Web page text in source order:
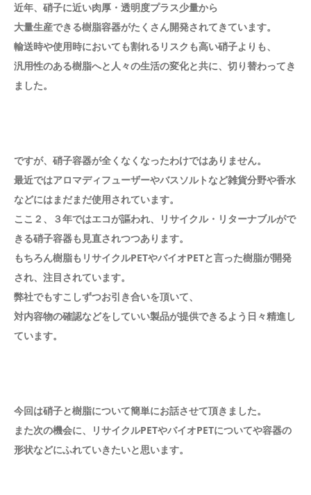
近年、硝子に近い肉厚・透明度プラス少量から
大量生産できる樹脂容器がたくさん開発されてきています。
輸送時や使用時においても割れるリスクも高い硝子よりも、
汎用性のある樹脂へと人々の生活の変化と共に、切り替わってき
ました。
ですが、硝子容器が全くなくなったわけではありません。
最近ではアロマディフューザーやバスソルトなど雑貨分野や香水
などにはまだまだ使用されています。
ここ２、３年ではエコが謳われ、リサイクル・リターナブルがで
きる硝子容器も見直されつつあります。
もちろん樹脂もリサイクルPETやバイオPETと言った樹脂が開発
され、注目されています。
弊社でもすこしずつお引き合いを頂いて、
対内容物の確認などをしていい製品が提供できるよう日々精進し
ています。
今回は硝子と樹脂について簡単にお話させて頂きました。
また次の機会に、リサイクルPETやバイオPETについてや容器の
形状などにふれていきたいと思います。